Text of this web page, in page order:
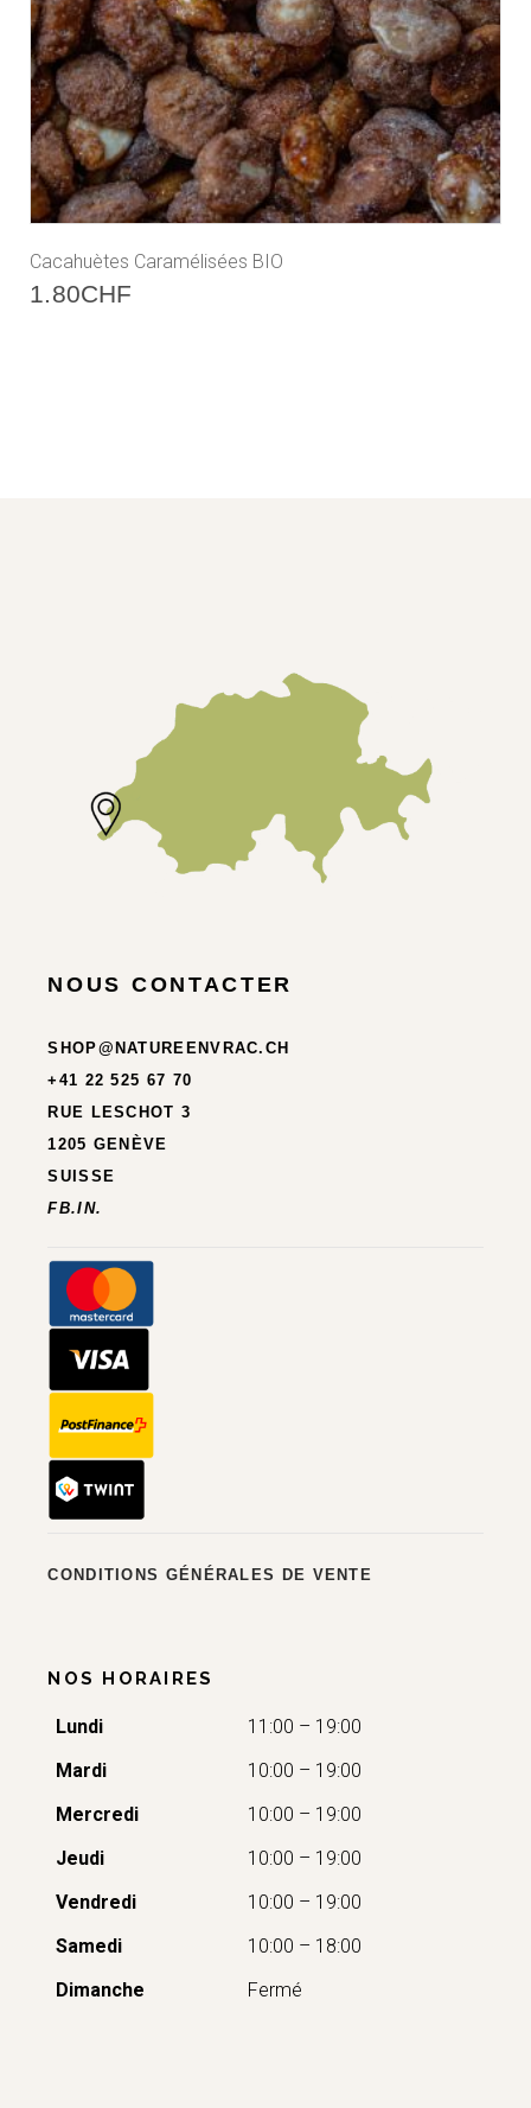
Cacahuètes Caramélisées BIO
1.80CHF
NOUS CONTACTER
SHOP@NATUREENVRAC.CH
+41 22 525 67 70
RUE LESCHOT 3
1205 GENÈVE
SUISSE
FB.IN.
CONDITIONS GÉNÉRALES DE VENTE
NOS HORAIRES
Lundi
11:00 – 19:00
Mardi
10:00 – 19:00
Mercredi
10:00 – 19:00
Jeudi
10:00 – 19:00
Vendredi
10:00 – 19:00
Samedi
10:00 – 18:00
Dimanche
Fermé